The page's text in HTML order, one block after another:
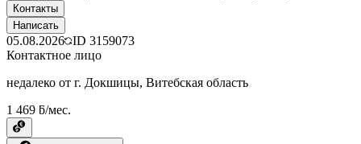
Контакты
Написать
05.08.2026 ID 3159073
Контактное лицо
недалеко от г. Докшицы, Витебская область
1 469 ƃ/мес.